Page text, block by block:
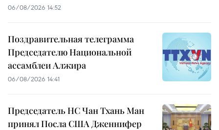
06/08/2026 14:52
Поздравительная телеграмма
Председателю Национальной
ассамблеи Алжира
06/08/2026 14:41
Председатель НС Чан Тхань Ман
принял Посла США Дженнифер